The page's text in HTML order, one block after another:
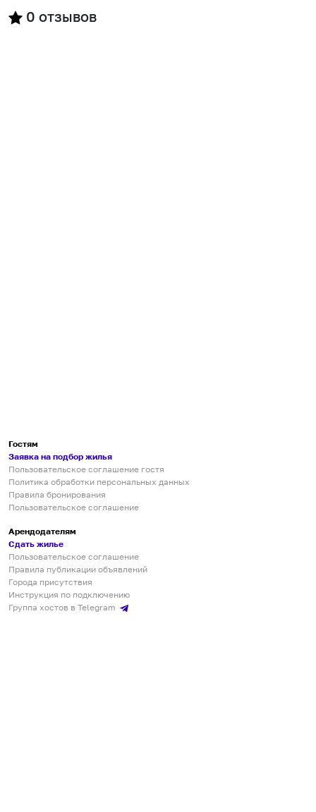
0 отзывов
Гостям
Заявка на подбор жилья
Пользовательское соглашение гостя
Политика обработки персональных данных
Правила бронирования
Пользовательское соглашение
Арендодателям
Сдать жилье
Пользовательское соглашение
Правила публикации объявлений
Города присутствия
Инструкция по подключению
Группа хостов в Telegram